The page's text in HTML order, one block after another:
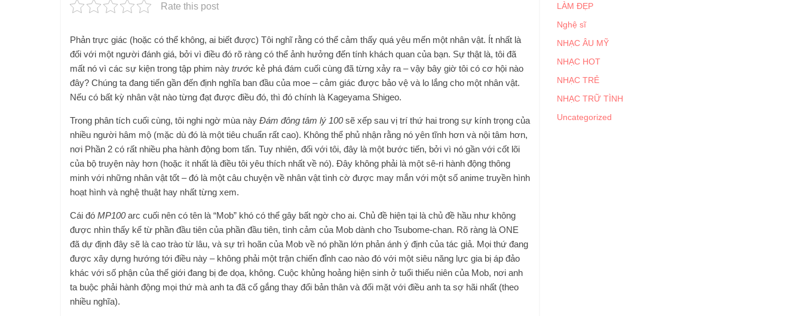
Rate this post
Phản trực giác (hoặc có thể không, ai biết được) Tôi nghĩ rằng có thể cảm thấy quá yêu mến một nhân vật. Ít nhất là
đối với một người đánh giá, bởi vì điều đó rõ ràng có thể ảnh hưởng đến tính khách quan của bạn. Sự thật là, tôi đã
mất nó vì các sự kiện trong tập phim này trước kẻ phá đám cuối cùng đã từng xảy ra – vậy bây giờ tôi có cơ hội nào
đây? Chúng ta đang tiến gần đến định nghĩa ban đầu của moe – cảm giác được bảo vệ và lo lắng cho một nhân vật.
Nếu có bất kỳ nhân vật nào từng đạt được điều đó, thì đó chính là Kageyama Shigeo.
Trong phân tích cuối cùng, tôi nghi ngờ mùa này Đám đông tâm lý 100sẽ xếp sau vị trí thứ hai trong sự kính trọng của
nhiều người hâm mộ (mặc dù đó là một tiêu chuẩn rất cao). Không thể phủ nhận rằng nó yên tĩnh hơn và nội tâm hơn,
nơi Phần 2 có rất nhiều pha hành động bom tấn. Tuy nhiên, đối với tôi, đây là một bước tiến, bởi vì nó gần với cốt lõi
của bộ truyện này hơn (hoặc ít nhất là điều tôi yêu thích nhất về nó). Đây không phải là một sê-ri hành động thông
minh với những nhân vật tốt – đó là một câu chuyện về nhân vật tình cờ được may mắn với một số anime truyền hình
hoạt hình và nghệ thuật hay nhất từng xem.
Cái đó MP100arc cuối nên có tên là “Mob” khó có thể gây bất ngờ cho ai. Chủ đề hiện tại là chủ đề hầu như không
được nhìn thấy kể từ phần đầu tiên của phần đầu tiên, tình cảm của Mob dành cho Tsubome-chan. Rõ ràng là ONE
đã dự định đây sẽ là cao trào từ lâu, và sự trì hoãn của Mob về nó phần lớn phản ánh ý định của tác giả. Mọi thứ đang
được xây dựng hướng tới điều này – không phải một trận chiến đỉnh cao nào đó với một siêu năng lực gia bị áp đảo
khác với số phận của thế giới đang bị đe dọa, không. Cuộc khủng hoảng hiện sinh ở tuổi thiếu niên của Mob, nơi anh
ta buộc phải hành động mọi thứ mà anh ta đã cố gắng thay đổi bản thân và đối mặt với điều anh ta sợ hãi nhất (theo
nhiều nghĩa).
LÀM ĐẸP
Nghệ sĩ
NHẠC ÂU MỸ
NHẠC HOT
NHẠC TRẺ
NHẠC TRỮ TÌNH
Uncategorized